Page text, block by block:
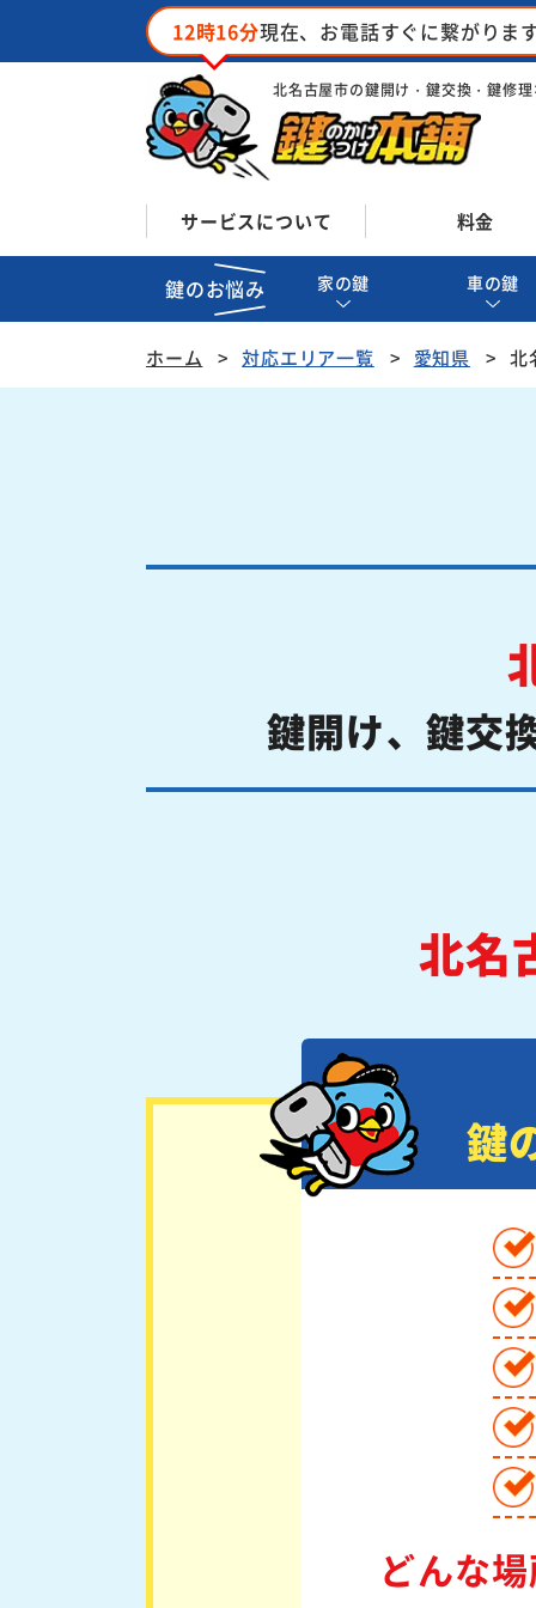
12時16分現在、お電話すぐに繋がりま
北名古屋市の鍵開け・鍵交換・鍵修
サービスについて 料金
鍵のお悩み 家の鍵 車の鍵
ホーム 対応エリア一覧 愛知県 北
鍵開け、鍵交
北名
鍵
どんな